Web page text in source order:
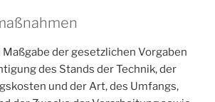
der gesetzlichen Vorgaben
des Stands der Technik, der
und der Art, des Umfangs,